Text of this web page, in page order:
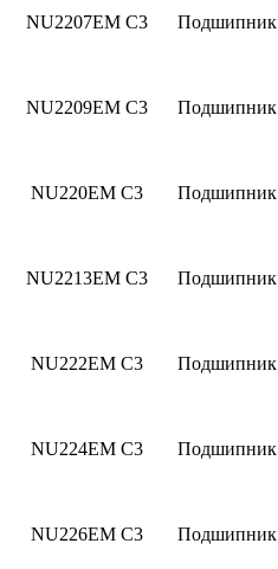
NU2207EM C3 Подшипник
NU2209EM C3 Подшипник
NU220EM C3 Подшипник
NU2213EM C3 Подшипник
NU222EM C3 Подшипник
NU224EM C3 Подшипник
NU226EM C3 Подшипник